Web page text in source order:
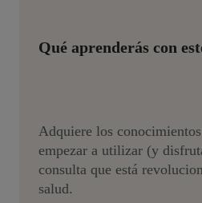
Qué aprenderás con
Adquiere los
empezar a utilizar (y
consulta que está
salud.